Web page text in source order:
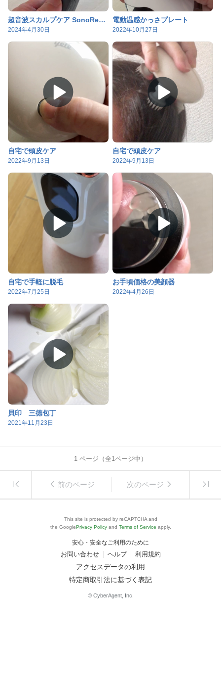
超音波スカルプケア SonoRepro
2024年4月30日
電動温感かっさプレート
2022年10月27日
自宅で頭皮ケア
2022年9月13日
自宅で頭皮ケア
2022年9月13日
自宅で手軽に脱毛
2022年7月25日
お手頃価格の美顔器
2022年4月26日
貝印 三徳包丁
2021年11月23日
1 ページ（全1ページ中）
前のページ 次のページ
This site is protected by reCAPTCHA and
the GooglePrivacy Policy and Terms of Service apply.
安心・安全なご利用のために
お問い合わせ ヘルプ 利用規約
アクセスデータの利用
特定商取引法に基づく表記
© CyberAgent, Inc.